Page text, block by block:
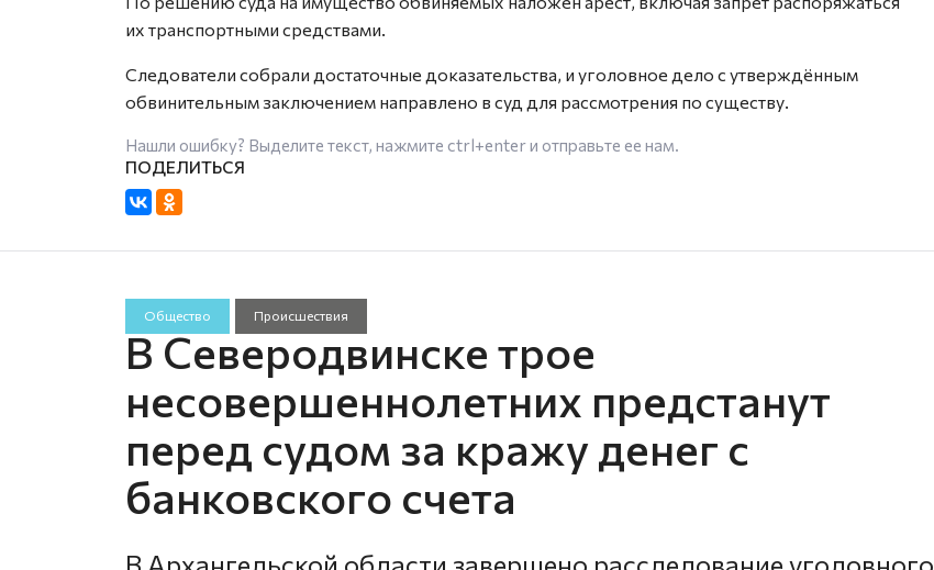
их транспортными средствами.
Следователи собрали достаточные доказательства, и уголовное дело с утверждённым
обвинительным заключением направлено в суд для рассмотрения по существу.
Нашли ошибку? Выделите текст, нажмите ctrl+enterи отправьте ее нам.
Общество Происшествия
В Северодвинске трое
несовершеннолетних предстанут
перед судом за кражу денег с
банковского счета
В Архангельской области завершено расследование уголовного